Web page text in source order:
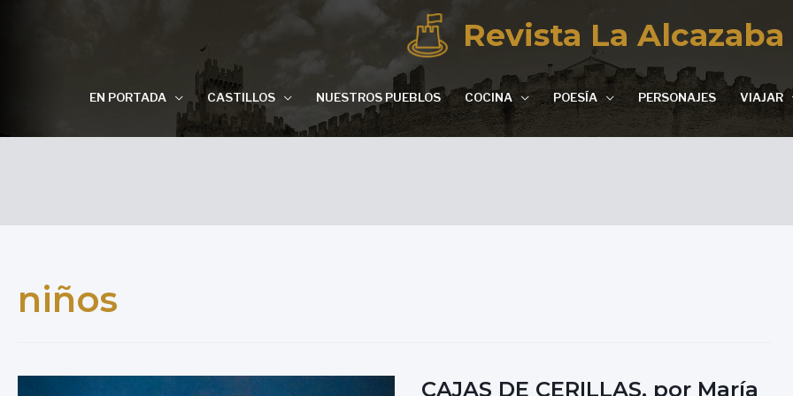
Revista La Alcazaba
EN PORTADA CASTILLOS NUESTROS PUEBLOS COCINA POESÍA PERSONAJES VIAJAR
niños
CAJAS DE CERILLAS, por María